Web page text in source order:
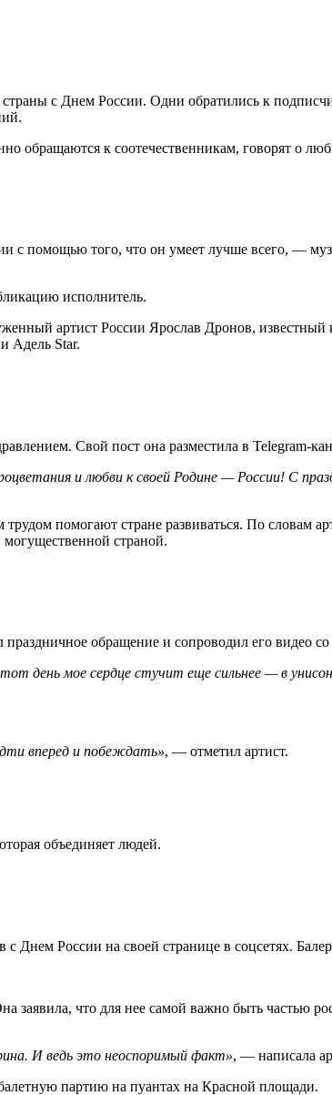
с Днем России. Одни обратились к
обращаются к соотечественникам, говорят о
с помощью того, что он умеет лучше всего, —
исполнитель.
артист России Ярослав Дронов,
Адель Star.
Свой пост она разместила в Telegram-
и любви к своей Родине — России! С
помогают стране развиваться. По словам
страной.
обращение и сопроводил его видео
день мое сердце стучит еще сильнее — в
вперед и побеждать», — отметил артист.
объединяет людей.
Днем России на своей странице в соцсетях.
заявила, что для нее самой важно быть частью
И ведь это неоспоримый факт», — написала
партию на пуантах на Красной площади.